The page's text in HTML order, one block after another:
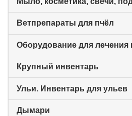
Ветпрепараты для пчёл
Оборудование для лечения
Крупный инвентарь
Ульи. Инвентарь для ульев
Дымари